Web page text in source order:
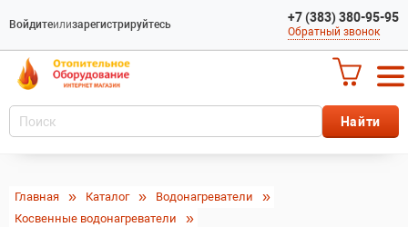
Войдитеилизарегистрируйтесь +7 (383) 380-95-95
Обратный звонок
Главная Каталог
Водонагреватели
Косвенные водонагреватели